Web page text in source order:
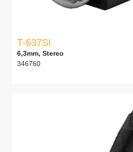
T-637SI
6,3mm, Stereo
346760